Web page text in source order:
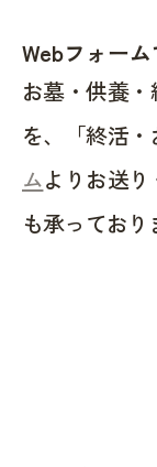
Webフォー
お墓・供養
を、「終活
ムよりお送
も承っており